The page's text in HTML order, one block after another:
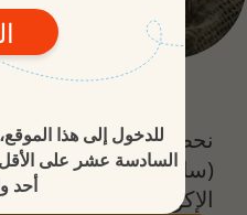
نحصل على حبوب
(ساحل العاج، غانا،
الإكوادور وكولومبيا.
للدخول إلى هذا
السادسة عشر على
أحد